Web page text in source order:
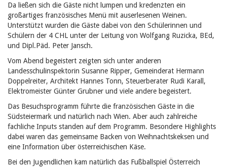
Da ließen sich die Gäste nicht lumpen und kredenzten ein
großartiges französisches Menü mit auserlesenen Weinen.
Unterstützt wurden die Gäste dabei von den Schülerinnen und
Schülern der 4 CHL unter der Leitung von Wolfgang Ruzicka, BEd,
und Dipl.Päd. Peter Jansch.
Vom Abend begeistert zeigten sich unter anderen
Landesschulinspektorin Susanne Ripper, Gemeinderat Hermann
Doppelreiter, Architekt Hannes Tonn, Steuerberater Rudi Karall,
Elektromeister Günter Grubner und viele andere begeistert.
Das Besuchsprogramm führte die französischen Gäste in die
Südsteiermark und natürlich nach Wien. Aber auch zahlreiche
fachliche Inputs standen auf dem Programm. Besondere Highlights
dabei waren das gemeinsame Backen von Weihnachtskeksen und
eine Information über österreichischen Käse.
Bei den Jugendlichen kam natürlich das Fußballspiel Österreich